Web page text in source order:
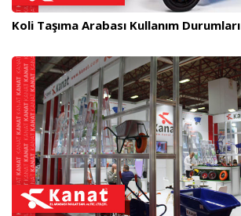
Koli Taşıma Arabası Kullanım Durumları